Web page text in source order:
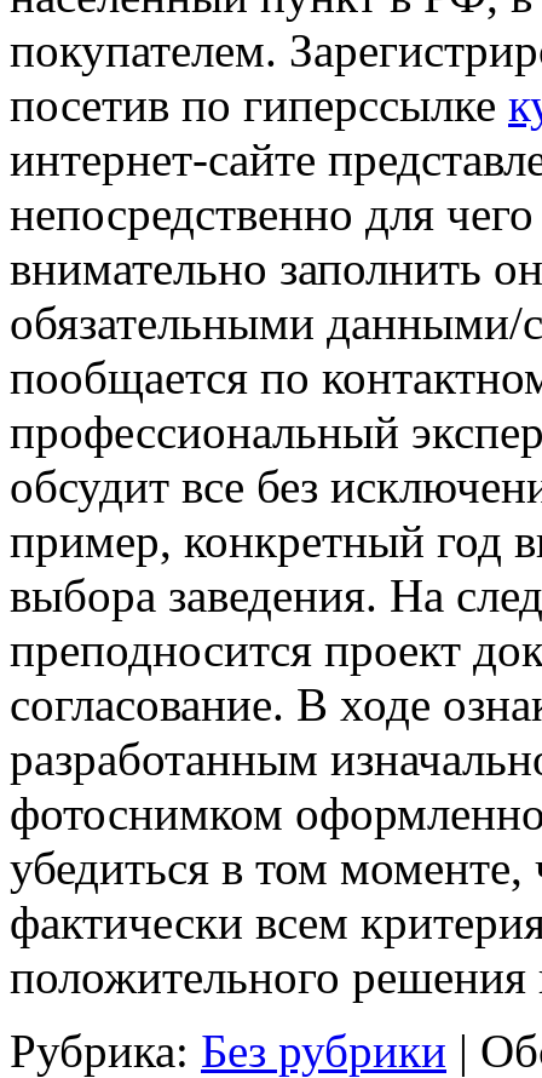
покупателем.
посетив по гиперссылке
интернет-сайте
непосредственно для
внимательно заполнить
обязательными данными/
пообщается по
профессиональный
обсудит все без
пример, конкретный год
выбора заведения. На
преподносится проект
согласование. В ходе
разработанным
фотоснимком
убедиться в том моменте,
фактически всем
положительного
Рубрика: Без рубрики |